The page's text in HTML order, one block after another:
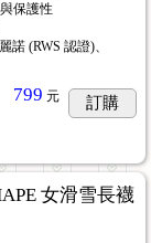
保護性
諾 (RWS 認證)、
799 元 訂購
女滑雪長襪